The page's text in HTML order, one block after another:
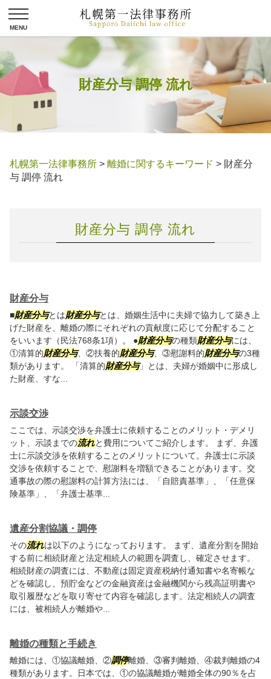
財産分与 調停 流れ
札幌第一法律事務所 > 離婚に関するキーワード > 財産分
与 調停 流れ
財産分与 調停 流れ
財産分与
■財産分与とは財産分与とは、婚姻生活中に夫婦で協力して築き上
げた財産を、離婚の際にそれぞれの貢献度に応じて分配すること
をいいます（民法768条1項）。 ●財産分与の種類財産分与には、
①清算的財産分与、②扶養的財産分与、③慰謝料的財産分与の3種
類があります。 「清算的財産分与」とは、夫婦が婚姻中に形成し
た財産、すな...
示談交渉
ここでは、示談交渉を弁護士に依頼することのメリット・デメリ
ット、示談までの流れと費用についてご紹介します。 まず、弁護
士に示談交渉を依頼することのメリットについて。弁護士に示談
交渉を依頼することで、慰謝料を増額できることがあります。交
通事故の際の慰謝料の計算方法には、「自賠責基準」、「任意保
険基準」、「弁護士基準...
遺産分割協議・調停
その流れは以下のようになっております。 まず、遺産分割を開始
する前に相続財産と法定相続人の範囲を調査し、確定させます。
相続財産の調査には、不動産は固定資産税納付通知書や名寄帳な
どを確認し、預貯金などの金融資産は金融機関から残高証明書や
取引履歴などを取り寄せて内容を確認します。法定相続人の調査
には、被相続人が離婚や...
離婚の種類と手続き
離婚には、①協議離婚、②調停離婚、③審判離婚、④裁判離婚の4
種類があります。日本では、①の協議離婚が離婚全体の90％を占